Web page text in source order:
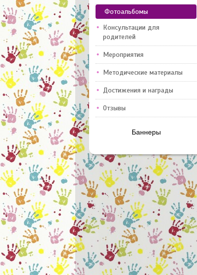
Фотоальбомы
Консультации для
родителей
Мероприятия
Методические материалы
Достижения и награды
Отзывы
Баннеры